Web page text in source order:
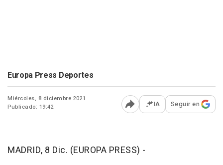
Europa Press Deportes
Miércoles, 8 diciembre 2021
Publicado: 19:42
Abrir opciones para
IA Seguir en
MADRID, 8 Dic. (EUROPA PRESS) -